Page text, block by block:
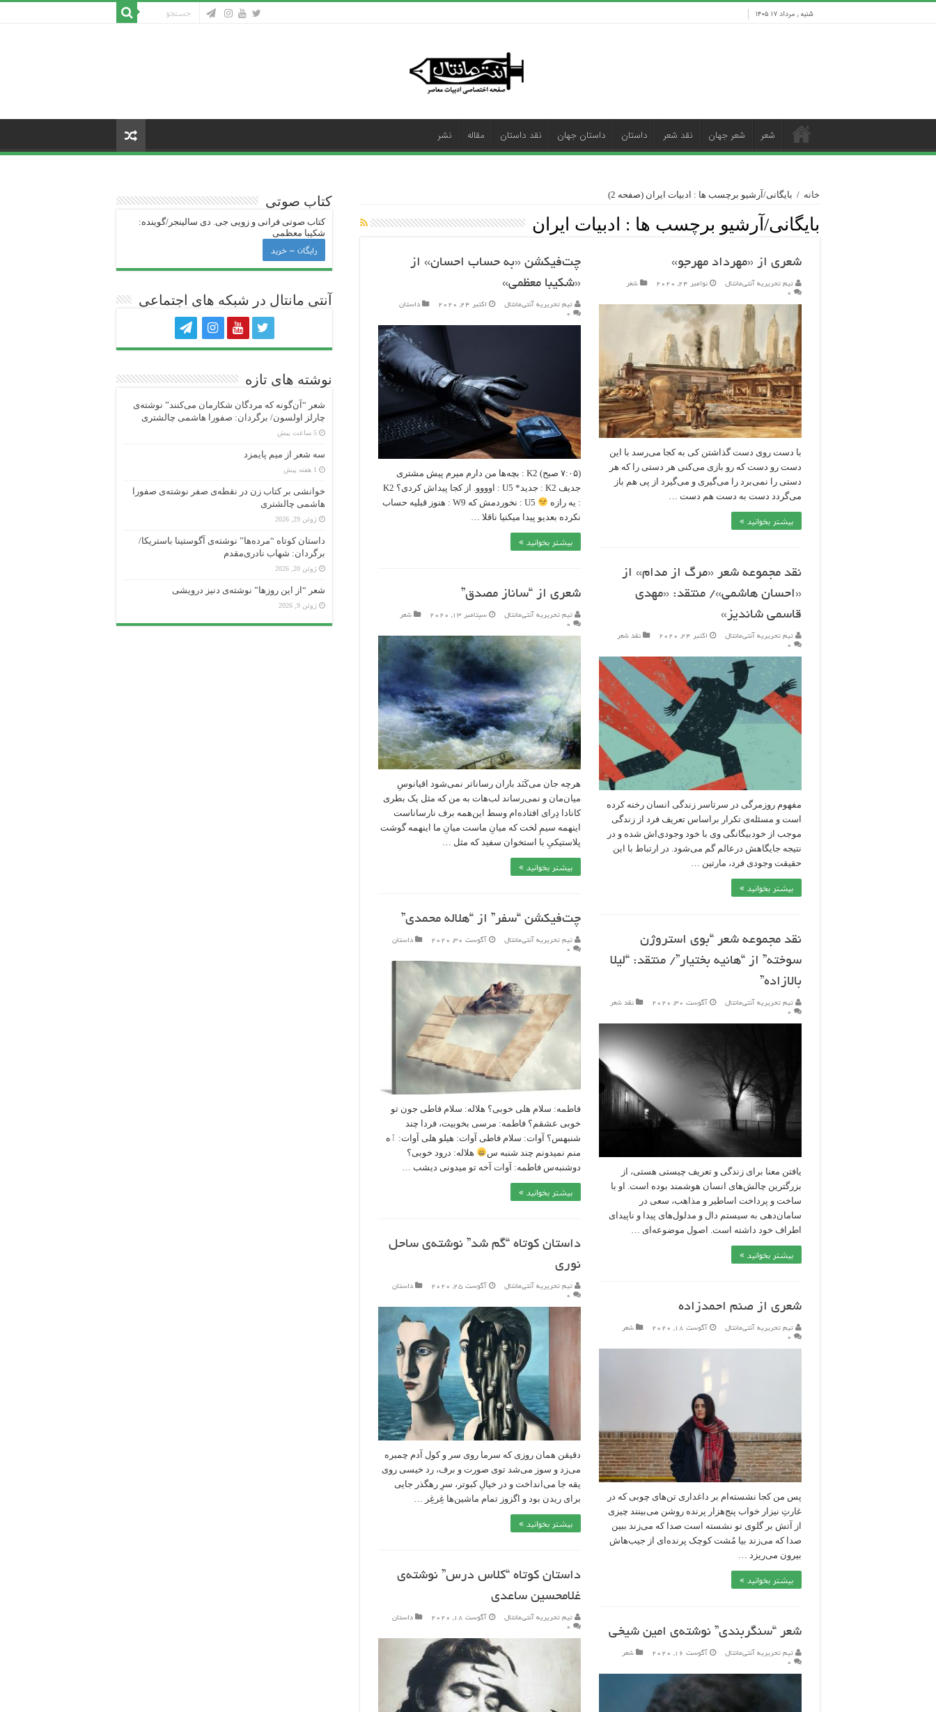
شنبه , مرداد ۱۷ ۱۴۰۵
شعر شعر جهان نقد شعر داستان داستان جهان نقد داستان مقاله نشر
خانه / بایگانی/آرشیو برچسب ها : ادبیات ایران (صفحه 2)
بایگانی/آرشیو برچسب ها : ادبیات ایران
شعری از «مهرداد مهرجو»
تیم تحریریه آنتی‌مانتال نوامبر 24, 2020
شعر
۰
با دست روی دست گذاشتن کی به کجا می‌رسد با این
دست رو دست که رو بازی می‌کنی هر دستی را که هر
دستی را نمی‌برد را می‌گیری و می‌گیرد از پی هم باز
می‌گردد دست‌ به ‌دست هم دست‌ …
بیشتر بخوانید »
چت‌فیکشن «به حساب احسان» از
«شکیبا معظمی»
تیم تحریریه آنتی‌مانتال اکتبر 24, 2020
داستان
۰
(۷:۰۵ صبح) K2 : بچه‌ها من دارم میرم پیش مشتری
جدیف K2 : جدید* U5 : اوووو. از کجا پیداش کردی؟ K2
: یه رازه
U5 : نخوردمش که W9 : هنوز قبلیه حساب
نکرده بعدیو پیدا میکنیا ناقلا …
بیشتر بخوانید »
نقد مجموعه شعر «مرگ از مدام» از
«احسان هاشمی»/ منتقد: «مهدی
قاسمی شاندیز»
تیم تحریریه آنتی‌مانتال اکتبر 24, 2020
نقد شعر
۰
مفهوم روزمرگی در سرتاسر زندگی انسان رخنه کرده
است و مسئله‌ی تکرار بر‌اساس تعریف فرد از زندگی
موجب از خودبیگانگی وی با خود وجودی‌اش شده و در
نتیجه جایگاهش درعالم گم می‌شود. در ارتباط با این
حقیقت وجودی فرد، مارتین …
بیشتر بخوانید »
شعری از “ساناز مصدق”
تیم تحریریه آنتی‌مانتال سپتامبر 13, 2020
شعر
۰
هرچه جان‌ می‌کَنَد باران رساناتر نمی‌شود اقیانوسِ
میان‌مان و نمی‌رساند لب‌هات به من که مثل یک بطری
کانادا‌ دِرای افتاده‌ام وسط این‌همه برف نارساناست
اینهمه سیمِ لخت که میانِ ماست میانِ ما اینهمه گوشت‌
پلاستیکیِ با استخوان سفید‌ که مثل …
بیشتر بخوانید »
چت‌فیکشن “سفر” از “هلاله محمدی”
تیم تحریریه آنتی‌مانتال آگوست 30, 2020
داستان
۰
فاطمه: سلام هلی خوبی؟ هلاله: سلام فاطی جون تو
خوبی عشقم؟ فاطمه: مرسی بخوبیت، فردا چند
شنبهس؟ آوات: سلام فاطی آوات: هیلو هلی آوات: ٱه
منم نمیدونم چند شنبه س
هلاله: درود خوبی؟
دوشنبه‌س فاطمه: آوات آخه تو میدونی دیشب …
بیشتر بخوانید »
نقد مجموعه شعر “بوی استروژن
سوخته” از “هانیه بختیار”/ منتقد: “لیلا
بالازاده”
تیم تحریریه آنتی‌مانتال آگوست 30, 2020
نقد شعر
۰
یافتن معنا برای زندگی و تعریف چیستی هستی، از
بزرگترین چالش‌های انسان هوشمند بوده است. او با
ساخت و پرداخت اساطیر و مذاهب، سعی در
سامان‌دهی به سیستم‌ دال‌ و مدلول‌های پیدا و ناپیدای
اطراف خود داشته است. اصول موضوعه‌ای …
بیشتر بخوانید »
داستان کوتاه “گم شد” نوشته‌ی ساحل
نوری
تیم تحریریه آنتی‌مانتال آگوست 25, 2020
داستان
۰
دقیقن همان روزی که سرما روی سر و کول آدم چمبره
می‌زد و سوز می‌شد توی صورت و برف، رد خیسی روی
یقه جا می‌انداخت و در خیالِ کبوتر، سرِ رهگذر جایی
برای ریدن بود و اگزوز تمام ماشین‌ها غِرغِر …
بیشتر بخوانید »
شعری از صنم احمدزاده
تیم تحریریه آنتی‌مانتال آگوست 18, 2020
شعر
۰
پس من کجا نشسته‌ام بر داغداری تن‌های چوبی که در
غارتِ نیزار خواب پنج‌هزار پرنده روشن می‌بینند چیزی
از آتش بر گلوی تو نشسته است صدا که می‌زند ببین
صدا که می‌زند بیا مُشت کوچک پرنده‌ای از جیب‌هاش
بیرون می‌ریزد …
بیشتر بخوانید »
داستان کوتاه “کلاس درس” نوشته‌ی
غلامحسین ساعدی
تیم تحریریه آنتی‌مانتال آگوست 18, 2020
داستان
۰
شعر “سنگربندی” نوشته‌ی امین شیخی
تیم تحریریه آنتی‌مانتال آگوست 16, 2020
شعر
۰
کتاب صوتی
کتاب صوتی فرانی و زویی جی‌. دی سالینجر/گوینده:
شکیبا معظمی
رایگان – خرید
آنتی ‌مانتال در شبکه های اجتماعی
نوشته های تازه
شعر “آن‌گونه که مردگان شکارمان می‌کنند” نوشته‌ی
چارلز اولسون/ برگردان: صفورا هاشمی چالشتری
5 ساعت پیش
سه شعر از میم پایمزد
1 هفته پیش
خوانشی بر کتاب زن در نقطه‌ی صفر نوشته‌ی صفورا
هاشمی چالشتری
ژوئن 29, 2026
داستان کوتاه “مرده‌ها” نوشته‌ی آگوستینا باستریکا/
برگردان: شهاب نادری‌مقدم
ژوئن 20, 2026
شعر “از این روزها” نوشته‌ی دنیز درویشی
ژوئن 9, 2026